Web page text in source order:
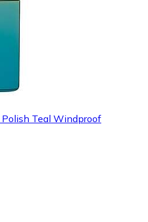
Teal Windproof